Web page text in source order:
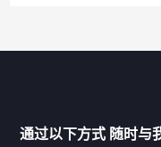
通过以下方式 随时与